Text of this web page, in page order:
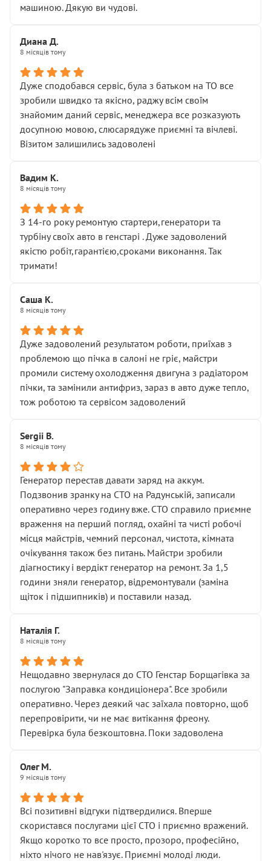
машиною. Дякую ви чудові.
Диана Д.
8 місяців тому
Дуже сподобався сервіс, була з батьком на ТО все
зробили швидко та якісно, раджу всім своїм
знайомим даний сервіс, менеджера все розказують
досупною мовою, слюсарядуже приємні та вічлеві.
Візитом залишились задоволені
Вадим К.
8 місяців тому
З 14-го року ремонтую стартери,генератори та
турбіну своїх авто в генстарі . Дуже задоволений
якістю робіт,гарантією,сроками виконання. Так
тримати!
Саша К.
8 місяців тому
Дуже задоволений результатом роботи, приїхав з
проблемою що пічка в салоні не гріє, майстри
промили систему охолодження двигуна з радіатором
пічки, та замінили антифриз, зараз в авто дуже тепло,
тож роботою та сервісом задоволений
Sergii B.
8 місяців тому
Генератор перестав давати заряд на аккум.
Подзвонив зранку на СТО на Радунській, записали
оперативно через годину вже. СТО справило приємне
враження на перший погляд, охайні та чисті робочі
місця майстрів, чемний персонал, чистота, кімната
очікування також без питань. Майстри зробили
діагностику і вердікт генератор на ремонт. За 1,5
години зняли генератор, відремонтували (заміна
щіток і підшипників) и поставили назад.
Наталія Г.
8 місяців тому
Нещодавно звернулася до СТО Генстар Борщагівка за
послугою "Заправка кондиціонера". Все зробили
оперативно. Через деякий час заїхала повторно, щоб
перепровірити, чи не має витікання фреону.
Перевірка була безкоштовна. Поки задоволена
Олег М.
9 місяців тому
Всі позитивні відгуки підтвердилися. Вперше
скористався послугами цієї СТО і приємно вражений.
Якщо коротко то все просто, прозоро, професійно,
ніхто нічого не нав'язує. Приємні молоді люди.